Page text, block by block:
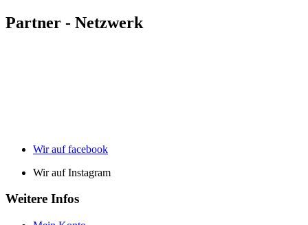
Partner - Netzwerk
Wir auf facebook
Wir auf Instagram
Weitere Infos